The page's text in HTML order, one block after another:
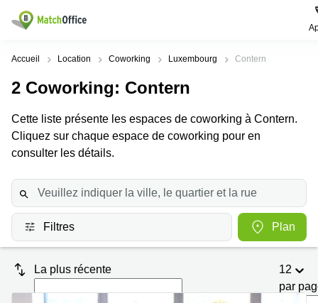
Rechercher / publier
Pages
produits
Bureau
d’affaires
Coworking
Salles
de
virtuel
Villes
Luxembourg
Esch-
Alzette
Senningerberg
Bertrange
Recherches
Сoworking
Luxembourg
réunion
Luxembourg
Coworking
Bertrange
d'affaires
Aide
Qui sommes-nous?
Prix
Connexion
Choisissez une langue
Luxembourg
Accueil Location Coworking Luxembourg Contern
2 Coworking: Contern
Cette liste présente les espaces de coworking à Contern.
Cliquez sur chaque espace de coworking pour en
consulter les détails.
Filtres Plan
La plus récente
12
par